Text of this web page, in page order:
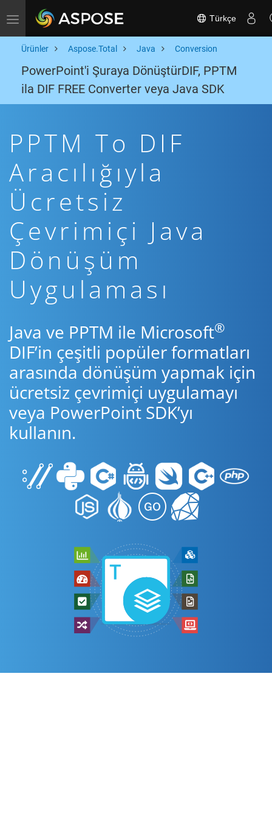
Toggle navigation Türkçe
Ürünler Aspose.Total Java Conversion
PowerPoint'i Şuraya DönüştürDIF, PPTM
ila DIF FREE Converter veya Java SDK
PPTM To DIF
Aracılığıyla
Ücretsiz
Çevrimiçi Java
Dönüşüm
Uygulaması
Java ve PPTM ile Microsoft®
DIF’in çeşitli popüler formatları
arasında dönüşüm yapmak için
ücretsiz çevrimiçi uygulamayı
veya PowerPoint SDK’yı
kullanın.